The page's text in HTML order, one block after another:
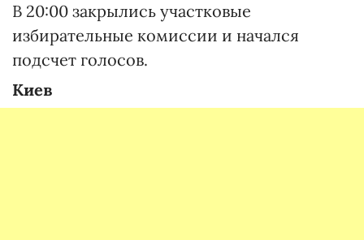
В 20:00 закрылись участковые
избирательные комиссии и начался
подсчет голосов.
Киев